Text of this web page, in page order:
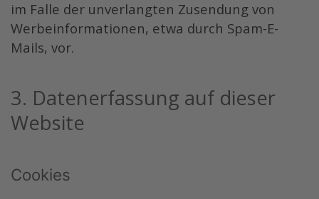
im Falle der unverlangten Zusendung von
Werbeinformationen, etwa durch Spam-E-
Mails, vor.
3. Datenerfassung auf dieser
Website
Cookies